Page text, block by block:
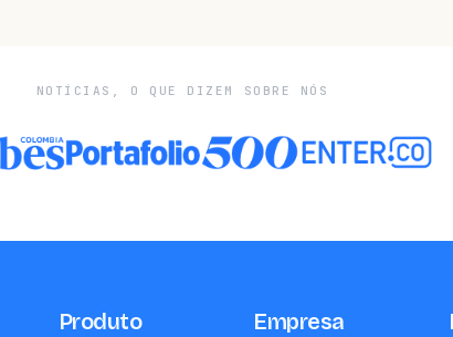
NOTÍCIAS, O QUE DIZEM SOBRE NÓS
Produto Empresa